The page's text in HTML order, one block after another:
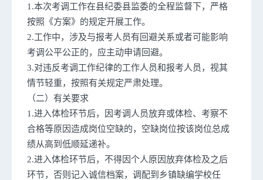
1.本次考调工作在县纪委县监委的全程监督下，严格
按照《方案》的规定开展工作。
2.工作中，涉及与报考人员有回避关系或者可能影响
考调公平公正的，应主动申请回避。
3.对违反考调工作纪律的工作人员和报考人员，视其
情节轻重，按照有关规定严肃处理。
（二）有关要求
1.进入体检环节后，因考调人员放弃或体检、考察不
合格等原因造成岗位空缺的，空缺岗位按该岗位总成
绩从高到低顺延递补。
2.进入体检环节后，不得因个人原因放弃体检及之后
环节，否则记入诚信档案，调配到乡镇缺编学校任